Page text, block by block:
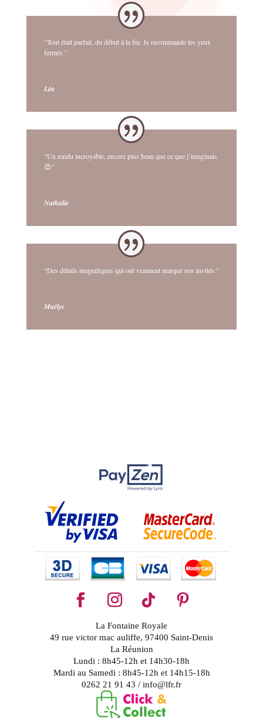
“Tout était parfait, du début à la fin. Je recommande les yeux
fermés.”
Léa
“Un rendu incroyable, encore plus beau que ce que j’imaginais
😍”
Nathalie
“Des détails magnifiques qui ont vraiment marqué nos invités.”
Maëlys
La Fontaine Royale
49 rue victor mac auliffe, 97400 Saint-Denis
La Réunion
Lundi : 8h45-12h et 14h30-18h
Mardi au Samedi : 8h45-12h et 14h15-18h
0262 21 91 43 / info@lfr.fr